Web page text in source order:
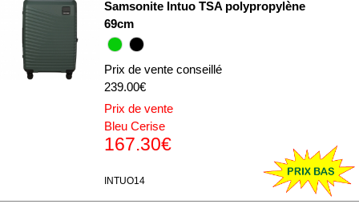
Samsonite Intuo TSA polypropylène
69cm
Prix de vente conseillé
239.00€
Prix de vente
Bleu Cerise
167.30€
INTUO14